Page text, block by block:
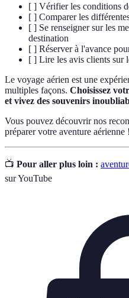
[ ] Vérifier les conditions
[ ] Comparer les
[ ] Se renseigner sur les
destination
[ ] Réserver à l'avance
[ ] Lire les avis clients sur
Le voyage aérien est une
multiples façons. Choisissez
et vivez des souvenirs
Vous pouvez découvrir nos
préparer votre aventure aérienne !
📺 Pour aller plus loin :
sur YouTube